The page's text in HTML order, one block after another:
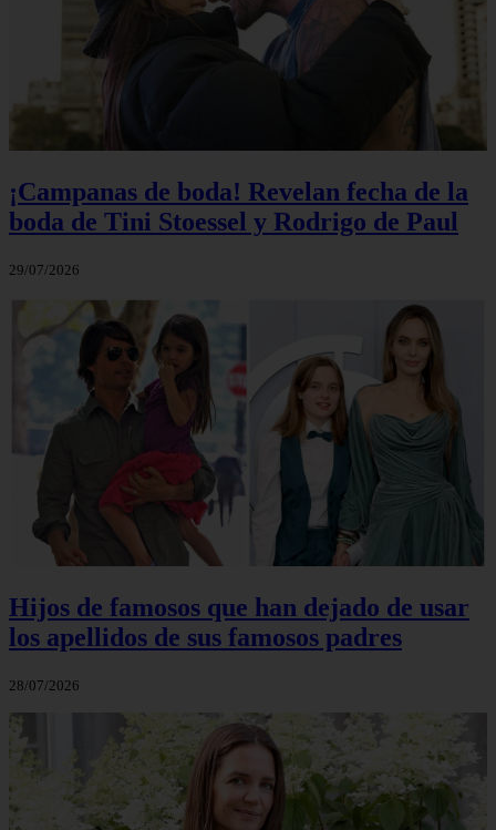
¡Campanas de boda! Revelan fecha de la
boda de Tini Stoessel y Rodrigo de Paul
29/07/2026
Hijos de famosos que han dejado de usar
los apellidos de sus famosos padres
28/07/2026